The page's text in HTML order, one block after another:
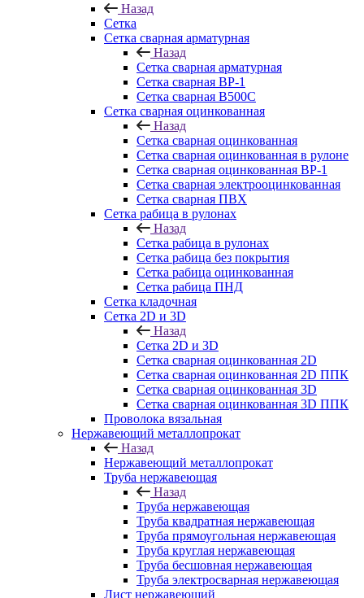
Назад
Сетка
Сетка сварная арматурная
Назад
Сетка сварная арматурная
Сетка сварная ВР-1
Сетка сварная В500С
Сетка сварная оцинкованная
Назад
Сетка сварная оцинкованная
Сетка сварная оцинкованная в рулоне
Сетка сварная оцинкованная ВР-1
Сетка сварная электрооцинкованная
Сетка сварная ПВХ
Сетка рабица в рулонах
Назад
Сетка рабица в рулонах
Сетка рабица без покрытия
Сетка рабица оцинкованная
Сетка рабица ПНД
Сетка кладочная
Сетка 2D и 3D
Назад
Сетка 2D и 3D
Сетка сварная оцинкованная 2D
Сетка сварная оцинкованная 2D ППК
Сетка сварная оцинкованная 3D
Сетка сварная оцинкованная 3D ППК
Проволока вязальная
Нержавеющий металлопрокат
Назад
Нержавеющий металлопрокат
Труба нержавеющая
Назад
Труба нержавеющая
Труба квадратная нержавеющая
Труба прямоугольная нержавеющая
Труба круглая нержавеющая
Труба бесшовная нержавеющая
Труба электросварная нержавеющая
Лист нержавеющий